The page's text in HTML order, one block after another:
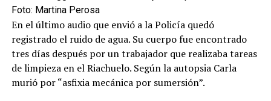
Foto: Martina Perosa
En el último audio que envió a la Policía quedó
registrado el ruido de agua. Su cuerpo fue encontrado
tres días después por un trabajador que realizaba tareas
de limpieza en el Riachuelo. Según la autopsia Carla
murió por “asfixia mecánica por sumersión”.